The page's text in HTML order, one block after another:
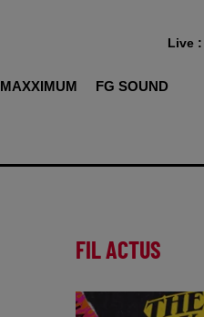
MAXXIMUM FG SOUND
Live :
FIL ACTUS